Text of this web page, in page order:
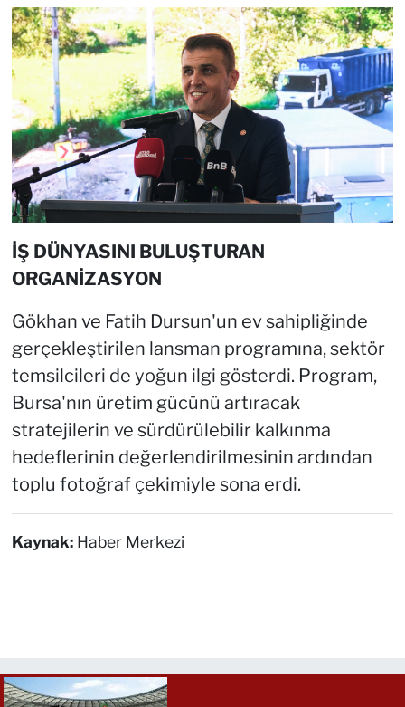
İŞ DÜNYASINI BULUŞTURAN
ORGANİZASYON
Gökhan ve Fatih Dursun'un ev sahipliğinde
gerçekleştirilen lansman programına, sektör
temsilcileri de yoğun ilgi gösterdi. Program,
Bursa'nın üretim gücünü artıracak
stratejilerin ve sürdürülebilir kalkınma
hedeflerinin değerlendirilmesinin ardından
toplu fotoğraf çekimiyle sona erdi.
Kaynak: Haber Merkezi